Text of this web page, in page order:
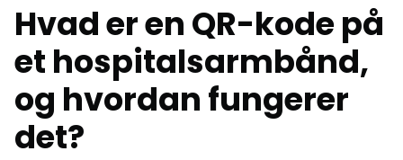
Hvad er en QR-kode på
et hospitalsarmbånd,
og hvordan fungerer
det?